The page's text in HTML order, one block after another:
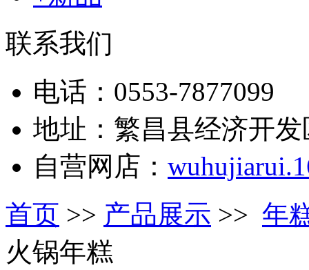
联系我们
电话：0553-7877099
地址：繁昌县经济开发
自营网店：
首页 >> 产品展示 >> 年
火锅年糕